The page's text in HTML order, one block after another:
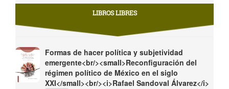
LIBROS LIBRES
Formas de hacer política y subjetividad
emergente<br/><small>Reconfiguración del
régimen político de México en el siglo
XXI</small><br/><i>Rafael Sandoval Álvarez</i>